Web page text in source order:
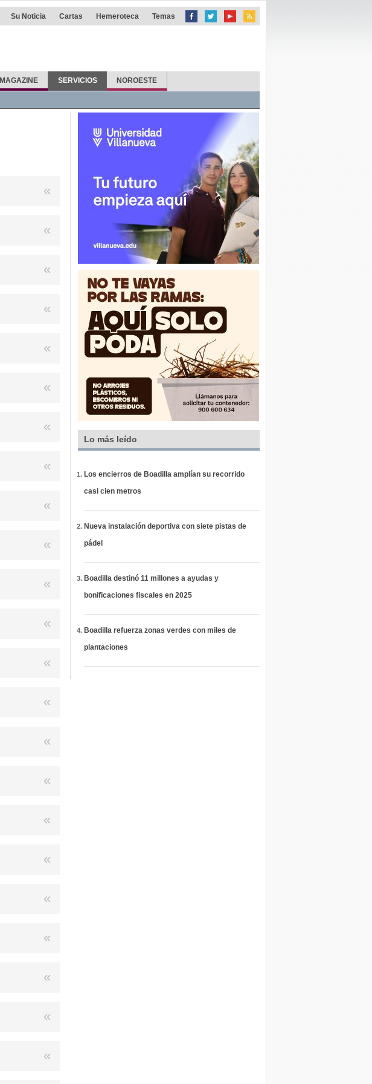
Su Noticia Cartas Hemeroteca Temas
MAGAZINE SERVICIOS NOROESTE
Lo más leído
Los encierros de Boadilla amplían su recorrido
casi cien metros
Nueva instalación deportiva con siete pistas de
pádel
Boadilla destinó 11 millones a ayudas y
bonificaciones fiscales en 2025
Boadilla refuerza zonas verdes con miles de
plantaciones